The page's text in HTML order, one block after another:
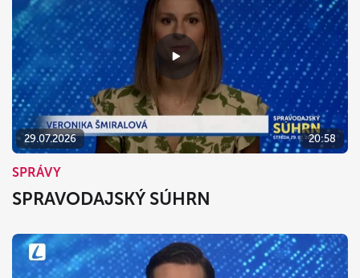
29.07.2026 20:58
SPRÁVY
SPRAVODAJSKÝ SÚHRN